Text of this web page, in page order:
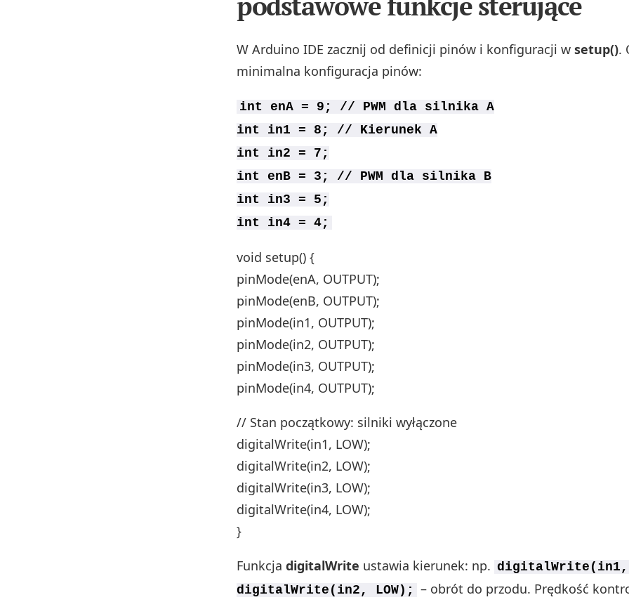
W Arduino IDE zacznij od definicji pinów i konfiguracji w setup().
minimalna konfiguracja pinów:
int enA = 9; // PWM dla silnika A
int in1 = 8; // Kierunek A
int in2 = 7;
int enB = 3; // PWM dla silnika B
int in3 = 5;
int in4 = 4;
void setup() {
pinMode(enA, OUTPUT);
pinMode(enB, OUTPUT);
pinMode(in1, OUTPUT);
pinMode(in2, OUTPUT);
pinMode(in3, OUTPUT);
pinMode(in4, OUTPUT);
// Stan początkowy: silniki wyłączone
digitalWrite(in1, LOW);
digitalWrite(in2, LOW);
digitalWrite(in3, LOW);
digitalWrite(in4, LOW);
}
Funkcja digitalWrite ustawia kierunek: np. digitalWrite(in1,
digitalWrite(in2, LOW);
– obrót do przodu. Prędkość